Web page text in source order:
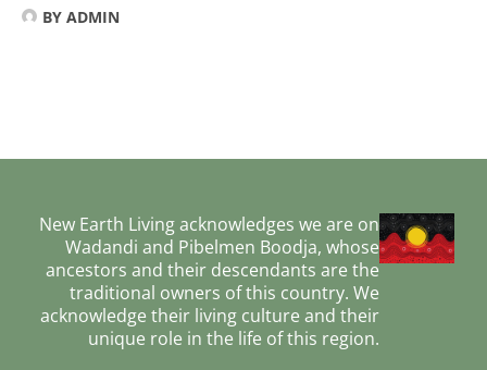
BY ADMIN
New Earth Living acknowledges we are on
Wadandi and Pibelmen Boodja, whose
ancestors and their descendants are the
traditional owners of this country. We
acknowledge their living culture and their
unique role in the life of this region.